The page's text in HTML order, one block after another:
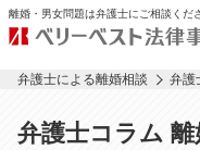
離婚・男女問題は弁護士にご相談くだ
弁護士による離婚相談 弁護
弁護士コラム